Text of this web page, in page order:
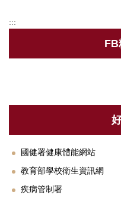
單位設備及校園友善設施介紹
下載專區
:::
FB
國健署健康體能網站
教育部學校衛生資訊網
疾病管制署